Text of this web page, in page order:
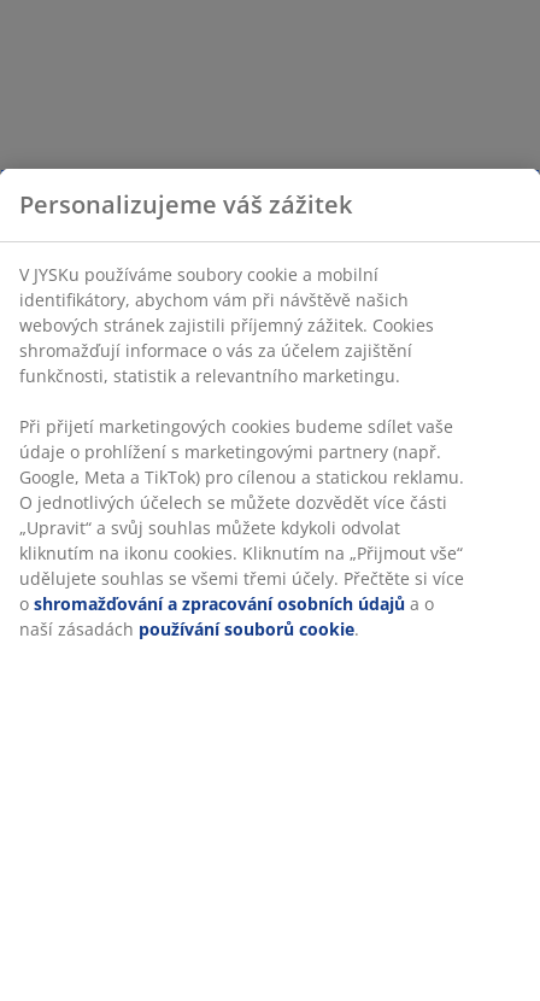
Personalizujeme váš zážitek
V JYSKu používáme soubory cookie a mobilní
identifikátory, abychom vám při návštěvě našich
webových stránek zajistili příjemný zážitek. Cookies
shromažďují informace o vás za účelem zajištění
funkčnosti, statistik a relevantního marketingu.
Při přijetí marketingových cookies budeme sdílet vaše
údaje o prohlížení s marketingovými partnery (např.
Google, Meta a TikTok) pro cílenou a statickou reklamu.
O jednotlivých účelech se můžete dozvědět více části
„Upravit“ a svůj souhlas můžete kdykoli odvolat
kliknutím na ikonu cookies. Kliknutím na „Přijmout vše“
udělujete souhlas se všemi třemi účely. Přečtěte si více
o shromažďování a zpracování osobních údajů a o
naší zásadách používání souborů cookie.